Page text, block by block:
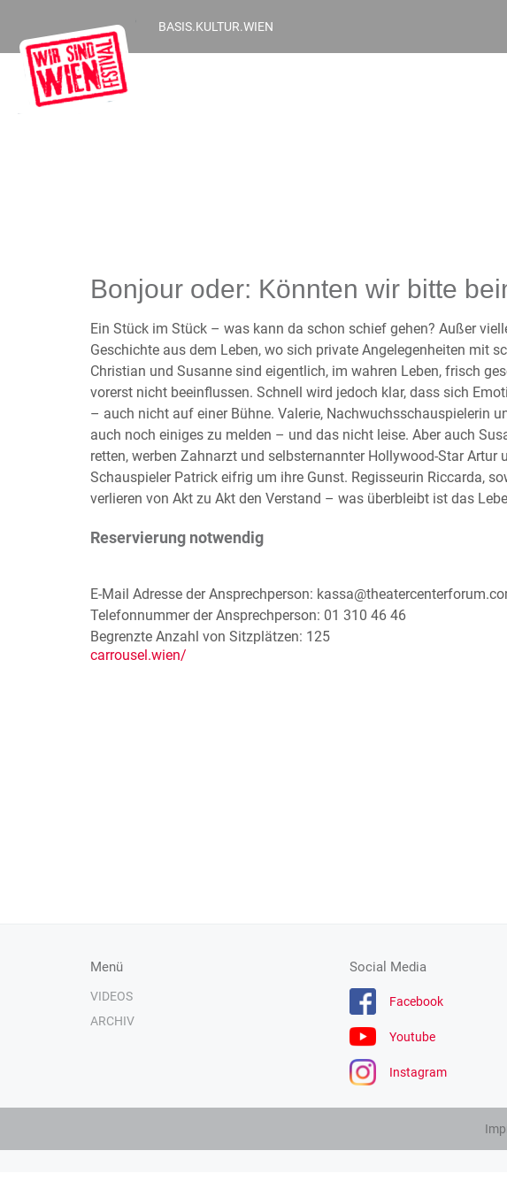
BASIS.KULTUR.WIEN
Bonjour oder: Könnten wir bitte
Ein Stück im Stück – was kann da schon schief gehen? Außer
Geschichte aus dem Leben, wo sich private Angelegenheiten mit
Christian und Susanne sind eigentlich, im wahren Leben, frisch
vorerst nicht beeinflussen. Schnell wird jedoch klar, dass sich
– auch nicht auf einer Bühne. Valerie, Nachwuchsschauspielerin
auch noch einiges zu melden – und das nicht leise. Aber auch
retten, werben Zahnarzt und selbsternannter Hollywood-Star Artur
Schauspieler Patrick eifrig um ihre Gunst. Regisseurin Riccarda,
verlieren von Akt zu Akt den Verstand – was überbleibt ist das
Reservierung notwendig
E-Mail Adresse der Ansprechperson:
Telefonnummer der Ansprechperson: 01 310 46 46
Begrenzte Anzahl von Sitzplätzen: 125
carrousel.wien/
Menü
VIDEOS
ARCHIV
Social Media
Facebook
Youtube
Instagram